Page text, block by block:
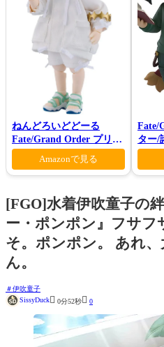
ねんどろいどどーる
Fate/Grand Order プリテ
ンダー/オベロン 爽やかサ
マー・プリンスVer.
Amazonで見る
Fate/
ター/
[FGO]水着伊吹童子の
ー・ポンポン』フサフ
そ。ポンポン。 あれ
ん。
伊吹童子
SissyDuck 0分52秒 0